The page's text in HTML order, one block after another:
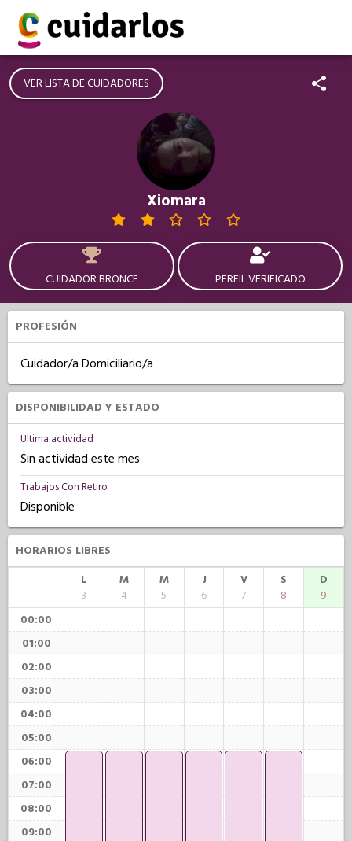
VER LISTA DE CUIDADORES
Xiomara
CUIDADOR BRONCE PERFIL VERIFICADO
PROFESIÓN
Cuidador/a Domiciliario/a
DISPONIBILIDAD Y ESTADO
Última actividad
Sin actividad este mes
Trabajos Con Retiro
Disponible
HORARIOS LIBRES
L
3
M
4
M
5
J
6
V
7
S
8
D
9
00:00
01:00
02:00
03:00
04:00
05:00
06:00
07:00
08:00
09:00